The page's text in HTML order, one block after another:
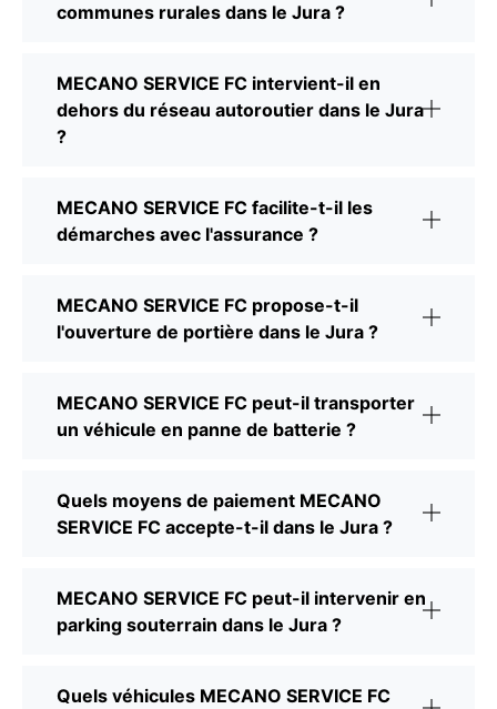
communes rurales dans le Jura ?
MECANO SERVICE FC intervient-il en
dehors du réseau autoroutier dans le Jura
?
MECANO SERVICE FC facilite-t-il les
démarches avec l'assurance ?
MECANO SERVICE FC propose-t-il
l'ouverture de portière dans le Jura ?
MECANO SERVICE FC peut-il transporter
un véhicule en panne de batterie ?
Quels moyens de paiement MECANO
SERVICE FC accepte-t-il dans le Jura ?
MECANO SERVICE FC peut-il intervenir en
parking souterrain dans le Jura ?
Quels véhicules MECANO SERVICE FC